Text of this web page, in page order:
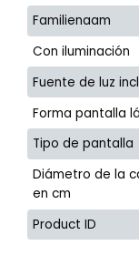
Familienaam
Con iluminación
Fuente de luz
Forma pantalla
Tipo de pantalla
Diámetro de la
en cm
Product ID